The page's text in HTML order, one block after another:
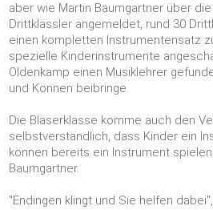
aber wie Martin Baumgartner über
Drittklässler angemeldet, rund 30
einen kompletten Instrumentensatz
spezielle Kinderinstrumente
Oldenkamp einen Musiklehrer
und Können beibringe.
Die Bläserklasse komme auch den
selbstverständlich, dass Kinder ein
können bereits ein Instrument
Baumgartner.
"Endingen klingt und Sie helfen